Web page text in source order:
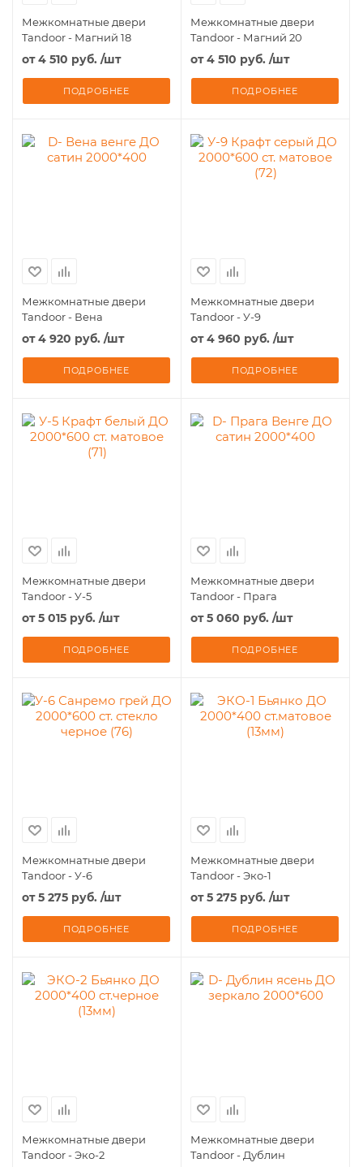
Межкомнатные двери
Tandoor - Магний 18
от4 510 руб. /шт
ПОДРОБНЕЕ
Межкомнатные двери
Tandoor - Магний 20
от4 510 руб. /шт
ПОДРОБНЕЕ
Межкомнатные двери
Tandoor - Вена
от4 920 руб. /шт
ПОДРОБНЕЕ
Межкомнатные двери
Tandoor - У-9
от4 960 руб. /шт
ПОДРОБНЕЕ
Межкомнатные двери
Tandoor - У-5
от5 015 руб. /шт
ПОДРОБНЕЕ
Межкомнатные двери
Tandoor - Прага
от5 060 руб. /шт
ПОДРОБНЕЕ
Межкомнатные двери
Tandoor - У-6
от5 275 руб. /шт
ПОДРОБНЕЕ
Межкомнатные двери
Tandoor - Эко-1
от5 275 руб. /шт
ПОДРОБНЕЕ
Межкомнатные двери
Tandoor - Эко-2
Межкомнатные двери
Tandoor - Дублин